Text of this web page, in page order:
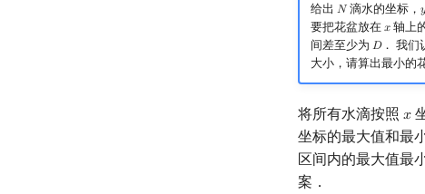
给出 𝑁
N滴水的坐标， 𝑦
y
要把花盆放在 𝑥
x轴上
间差至少为 𝐷
D． 我们
大小，请算出最小的
将所有水滴按照 𝑥
x
坐标的最大值和最
区间内的最大值最
案．